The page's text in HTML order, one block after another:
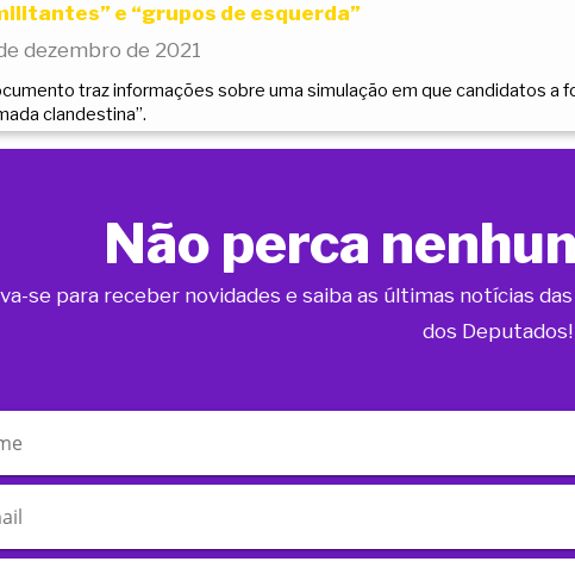
e “grupos de esquerda”
dezembro de 2021
traz informações sobre uma simulação em que candidatos a
clandestina”.
Não perca
se para receber novidades e saiba as últimas notícias
dos Deputados!